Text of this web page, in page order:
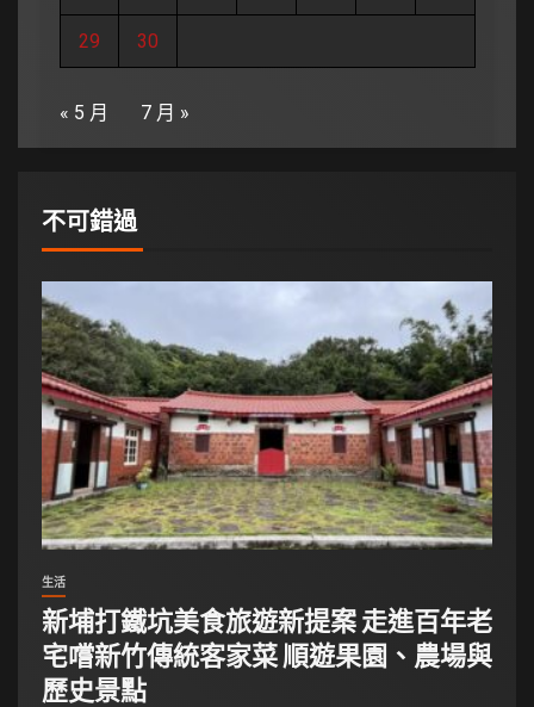
29 30
« 5 月 7 月 »
不可錯過
生活
新埔打鐵坑美食旅遊新提案 走進百年老
宅嚐新竹傳統客家菜 順遊果園、農場與
歷史景點